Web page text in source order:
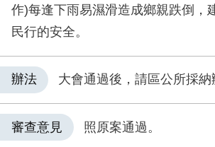
作)每逢下雨易濕滑造成鄉親跌倒，
民行的安全。
辦法 大會通過後，請區公所採納
審查意見 照原案通過。